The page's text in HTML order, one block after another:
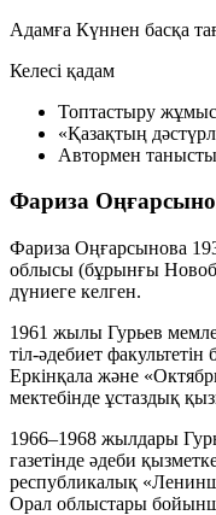
Адамға Күннен басқа
Келесі қадам
Топтастыру
«Қазақтың
Автормен
Фариза
Фариза Оңғарсынова
облысы (бұрынғы
дүниеге келген.
1961 жылы Гурьев
тіл-әдебиет
Еркінқала және
мектебінде ұстаздық
1966–1968 жылдары
газетінде әдеби
республикалық
Орал облыстары